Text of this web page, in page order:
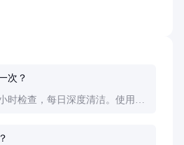
次？
时检查，每日深度清洁。使用酸